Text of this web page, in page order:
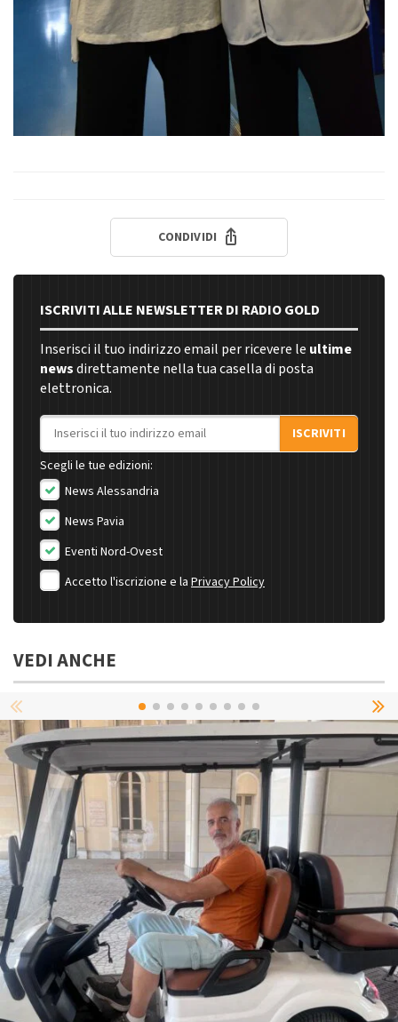
CONDIVIDI
ISCRIVITI ALLE NEWSLETTER DI RADIO GOLD
Inserisci il tuo indirizzo email per ricevere le ultime
newsdirettamente nella tua casella di posta
elettronica.
Indirizzo email
ISCRIVITI
Scegli le tue edizioni:
News Alessandria
News Pavia
Eventi Nord-Ovest
Accetto l'iscrizione e la Privacy Policy
VEDI ANCHE